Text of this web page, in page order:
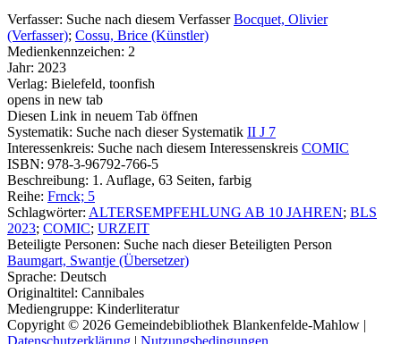
Verfasser: Suche nach diesem Verfasser Bocquet, Olivier
(Verfasser); Cossu, Brice (Künstler)
Medienkennzeichen: 2
Jahr: 2023
Verlag: Bielefeld, toonfish
opens in new tab
Diesen Link in neuem Tab öffnen
Systematik: Suche nach dieser Systematik II J 7
Interessenkreis: Suche nach diesem Interessenskreis COMIC
ISBN: 978-3-96792-766-5
Beschreibung: 1. Auflage, 63 Seiten, farbig
Reihe: Frnck; 5
Schlagwörter: ALTERSEMPFEHLUNG AB 10 JAHREN; BLS
2023; COMIC; URZEIT
Beteiligte Personen: Suche nach dieser Beteiligten Person
Baumgart, Swantje (Übersetzer)
Sprache: Deutsch
Originaltitel: Cannibales
Mediengruppe: Kinderliteratur
Copyright © 2026 Gemeindebibliothek Blankenfelde-Mahlow |